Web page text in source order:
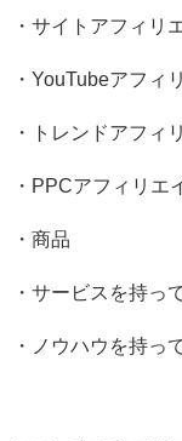
・サイトアフィリ
・YouTubeアフィ
・トレンドアフィ
・PPCアフィリエ
・商品
・サービスを持っ
・ノウハウを持っ